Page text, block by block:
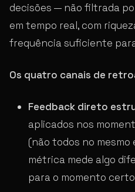
decisões — não filtrada
em tempo real, com
frequência suficiente
Os quatro canais de
Feedback direto
aplicados nos
(não todos no mesmo
métrica mede algo
para o momento